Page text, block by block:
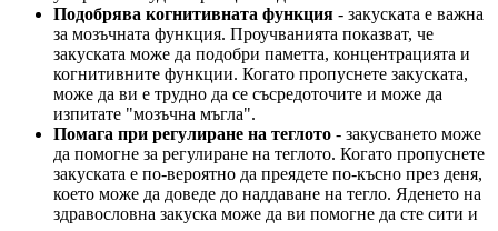
Подобрява когнитивната функция - закуската е важна
за мозъчната функция. Проучванията показват, че
закуската може да подобри паметта, концентрацията и
когнитивните функции. Когато пропуснете закуската,
може да ви е трудно да се съсредоточите и може да
изпитате "мозъчна мъгла".
Помага при регулиране на теглото - закусването може
да помогне за регулиране на теглото. Когато пропуснете
закуската е по-вероятно да преядете по-късно през деня,
което може да доведе до наддаване на тегло. Яденето на
здравословна закуска може да ви помогне да сте сити и